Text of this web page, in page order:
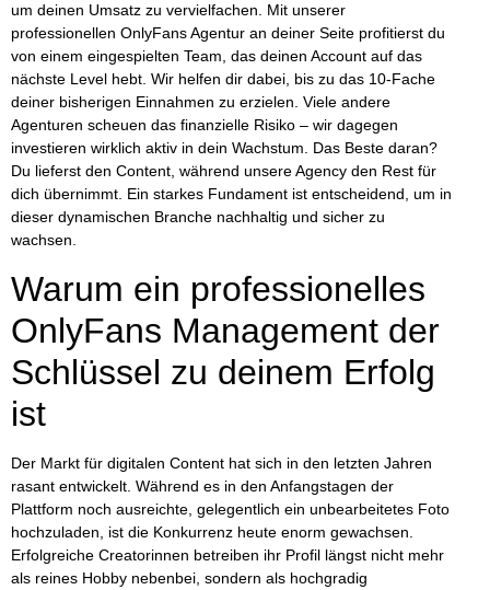
um deinen Umsatz zu vervielfachen. Mit unserer
professionellen OnlyFans Agentur an deiner Seite profitierst du
von einem eingespielten Team, das deinen Account auf das
nächste Level hebt. Wir helfen dir dabei, bis zu das 10-Fache
deiner bisherigen Einnahmen zu erzielen. Viele andere
Agenturen scheuen das finanzielle Risiko – wir dagegen
investieren wirklich aktiv in dein Wachstum. Das Beste daran?
Du lieferst den Content, während unsere Agency den Rest für
dich übernimmt. Ein starkes Fundament ist entscheidend, um in
dieser dynamischen Branche nachhaltig und sicher zu
wachsen.
Warum ein professionelles
OnlyFans Management der
Schlüssel zu deinem Erfolg
ist
Der Markt für digitalen Content hat sich in den letzten Jahren
rasant entwickelt. Während es in den Anfangstagen der
Plattform noch ausreichte, gelegentlich ein unbearbeitetes Foto
hochzuladen, ist die Konkurrenz heute enorm gewachsen.
Erfolgreiche Creatorinnen betreiben ihr Profil längst nicht mehr
als reines Hobby nebenbei, sondern als hochgradig